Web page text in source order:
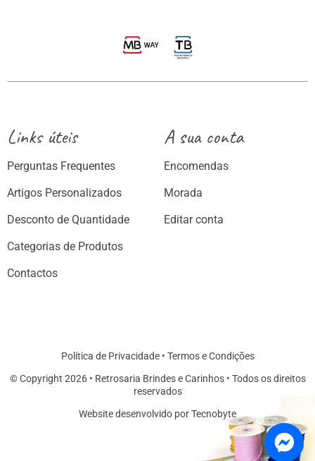
Links úteis
Perguntas Frequentes
Artigos Personalizados
Desconto de Quantidade
Categorias de Produtos
Contactos
A sua conta
Encomendas
Morada
Editar conta
Política de Privacidade• Termos e Condições
© Copyright 2026 • Retrosaria Brindes e Carinhos • Todos os direitos
reservados
Website desenvolvido por Tecnobyte